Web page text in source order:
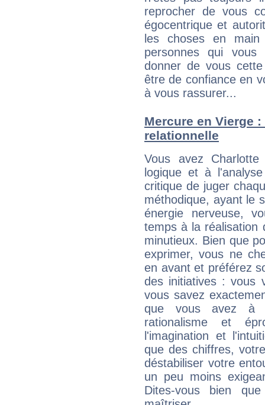
reprocher de vous
égocentrique et
les choses en
personnes qui
donner de vous
être de confiance en
à vous rassurer...
Mercure en Vierge
relationnelle
Vous avez
logique et à
critique de juger
méthodique, ayant le
énergie nerveuse,
temps à la réalisation
minutieux. Bien que
exprimer, vous ne
en avant et préférez
des initiatives : vous
vous savez
que vous avez à
rationalisme et
l'imagination et
que des chiffres,
déstabiliser votre
un peu moins
Dites-vous bien